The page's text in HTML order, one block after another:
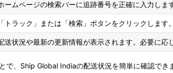
ームページの検索バーに追跡番号を正確に入力します
「トラック」または「検索」ボタンをクリックします。
送状況や最新の更新情報が表示されます。必要に応
で、Ship Global Indiaの配送状況を簡単に確認でき